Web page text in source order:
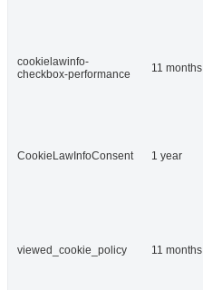
cookielawinfo-
checkbox-performance
11 months
CookieLawInfoConsent 1 year
viewed_cookie_policy 11 months